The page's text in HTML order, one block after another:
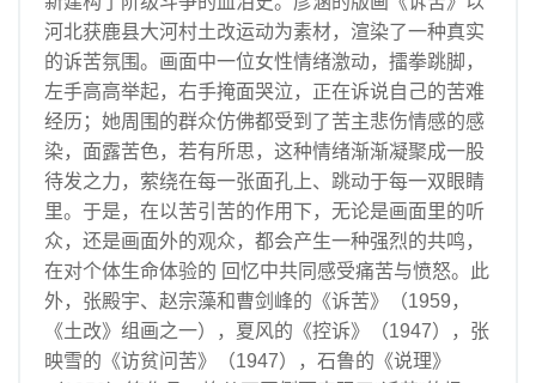
河北获鹿县大河村土改运动为素材，渲染了一种真实
的诉苦氛围。画面中一位女性情绪激动，擂拳跳脚，
左手高高举起，右手掩面哭泣，正在诉说自己的苦难
经历；她周围的群众仿佛都受到了苦主悲伤情感的感
染，面露苦色，若有所思，这种情绪渐渐凝聚成一股
待发之力，萦绕在每一张面孔上、跳动于每一双眼睛
里。于是，在以苦引苦的作用下，无论是画面里的听
众，还是画面外的观众，都会产生一种强烈的共鸣，
在对个体生命体验的 回忆中共同感受痛苦与愤怒。此
外，张殿宇、赵宗藻和曹剑峰的《诉苦》（1959，
《土改》组画之一），夏风的《控诉》（1947），张
映雪的《访贫问苦》（1947），石鲁的《说理》